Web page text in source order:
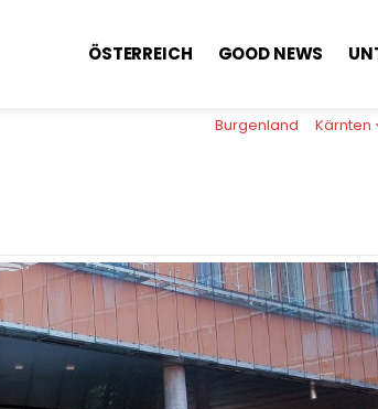
ÖSTERREICH GOOD NEWS
Burgenland Kärnten